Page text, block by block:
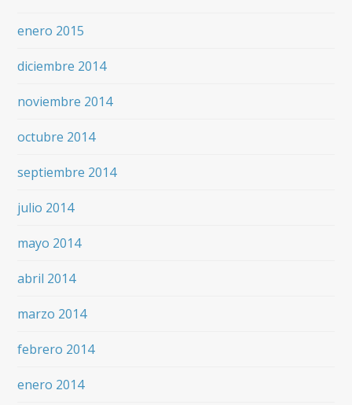
enero 2015
diciembre 2014
noviembre 2014
octubre 2014
septiembre 2014
julio 2014
mayo 2014
abril 2014
marzo 2014
febrero 2014
enero 2014